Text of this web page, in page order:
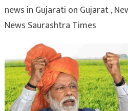
t
o
news in Gujarati on Gujarat ,
News Saurashtra Times